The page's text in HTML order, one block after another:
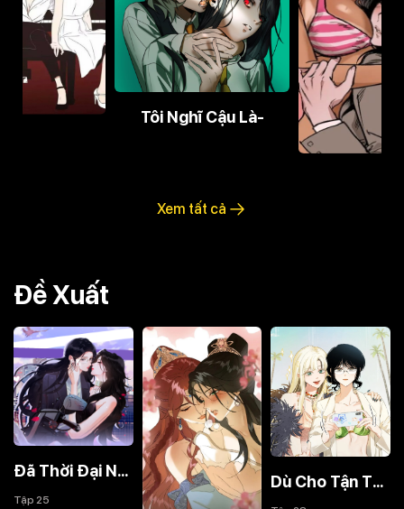
Tôi Nghĩ Cậu Là-
Xem tất cả
Đề Xuất
Đã Thời Đại Nào Rồi
Tập 25
Dù Cho Tận Thế, Ta Cũng Không Thích Ngươi!